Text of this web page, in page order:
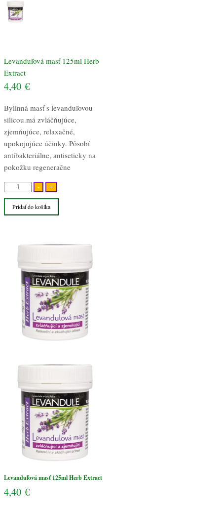
Levanduľová masť 125ml Herb
Extract
4,40 €
Bylinná masť s levanduľovou
silicou.má zvláčňujúce,
zjemňujúce, relaxačné,
upokojujúce účinky. Pôsobí
antibakteriálne, antiseticky na
pokožku regeneračne
-
množstvo
Levanduľová
masť
Extract
+
Pridať do košíka
Levanduľová masť 125ml Herb Extract
4,40 €